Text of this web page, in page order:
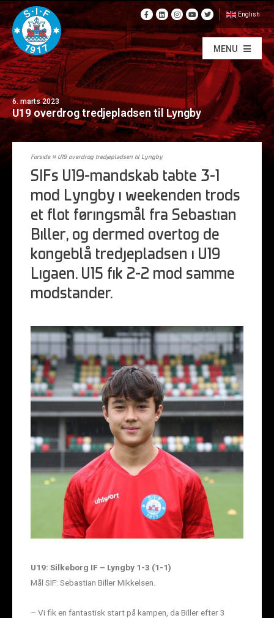
English
MENU
6. marts 2023
U19 overdrog tredjepladsen til Lyngby
Forside» U19 overdrog tredjepladsen til Lyngby
SIFs U19-mandskab tabte 3-1
mod Lyngby i weekenden trods
et flot føringsmål fra Sebastian
Biller, og dermed overtog de
kongeblå tredjepladsen i U19
Ligaen. U15 fik 2-2 mod samme
modstander.
U19: Silkeborg IF – Lyngby 1-3 (1-1)
Mål SIF: Sebastian Biller Mikkelsen.
– Vi fik en fantastisk start på kampen, da Biller efter 3